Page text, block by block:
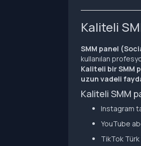
Kaliteli
SMM panel
kullanılan
Kaliteli bir SMM
uzun vadeli
Kaliteli SMM
Instagram
YouTube
TikTok